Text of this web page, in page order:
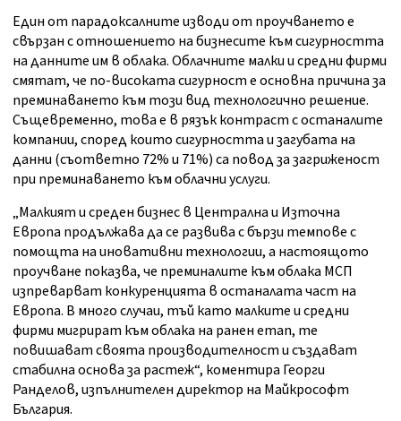
Един от парадоксалните изводи от проучването е
свързан с отношението на бизнесите към сигурността
на данните им в облака. Облачните малки и средни фирми
смятат, че по-високата сигурност е основна причина за
преминаването към този вид технологично решение.
Същевременно, това е в рязък контраст с останалите
компании, според които сигурността и загубата на
данни (съответно 72% и 71%) са повод за загриженост
при преминаването към облачни услуги.
„Малкият и среден бизнес в Централна и Източна
Европа продължава да се развива с бързи темпове с
помощта на иновативни технологии, а настоящото
проучване показва, че преминалите към облака МСП
изпреварват конкуренцията в останалата част на
Европа. В много случаи, тъй като малките и средни
фирми мигрират към облака на ранен етап, те
повишават своята производителност и създават
стабилна основа за растеж“, коментира Георги
Ранделов, изпълнителен директор на Майкрософт
България.